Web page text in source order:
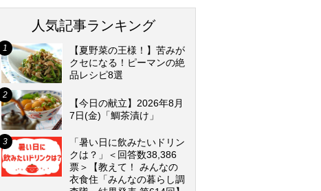
人気記事ランキング
【夏野菜の王様！】苦みが
クセになる！ピーマンの絶
品レシピ8選
【今日の献立】2026年8月
7日(金)「鯛茶漬け」
「暑い日に飲みたいドリン
クは？」＜回答数38,386
票＞【教えて！ みんなの
衣食住「みんなの暮らし調